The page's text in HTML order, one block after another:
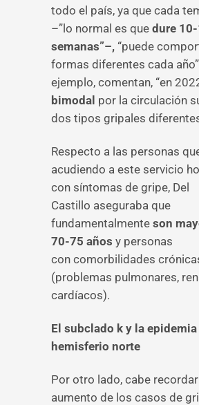
todo el país, ya que cada
–”lo normal es que dure
semanas”–, “puede
formas diferentes cada
ejemplo, comentan, “en
bimodal por la circulación
dos tipos gripales
Respecto a las personas
acudiendo a este servicio
con síntomas de gripe, Del
Castillo aseguraba que
fundamentalmente son
70-75 años y personas
con comorbilidades
(problemas pulmonares,
cardíacos).
El subclado k y la epidemia
hemisferio norte
Por otro lado, cabe recordar
aumento de los casos de